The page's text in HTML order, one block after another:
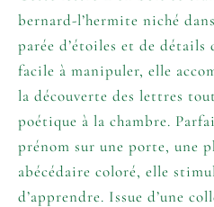
bernard-l’hermite niché
parée d’étoiles et de
facile à manipuler, elle
la découverte des lettres
poétique à la chambre.
prénom sur une porte, une
abécédaire coloré, elle
d’apprendre. Issue d’une